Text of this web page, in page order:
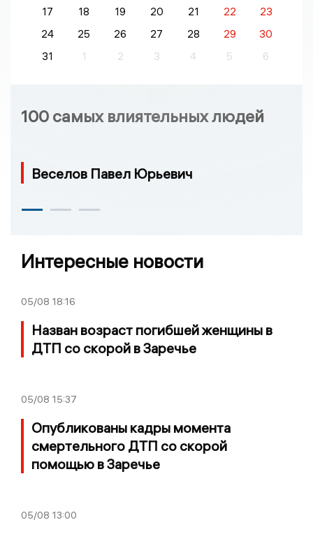
17
18 19 20 21 22
23
24
25 26 27 28 29
30
31
1 2 3 4 5 6
100 самых влиятельных людей
Веселов Павел Юрьевич
Интересные новости
05/08 18:16
Назван возраст погибшей женщины в
ДТП со скорой в Заречье
05/08 15:37
Опубликованы кадры момента
смертельного ДТП со скорой
помощью в Заречье
05/08 13:00